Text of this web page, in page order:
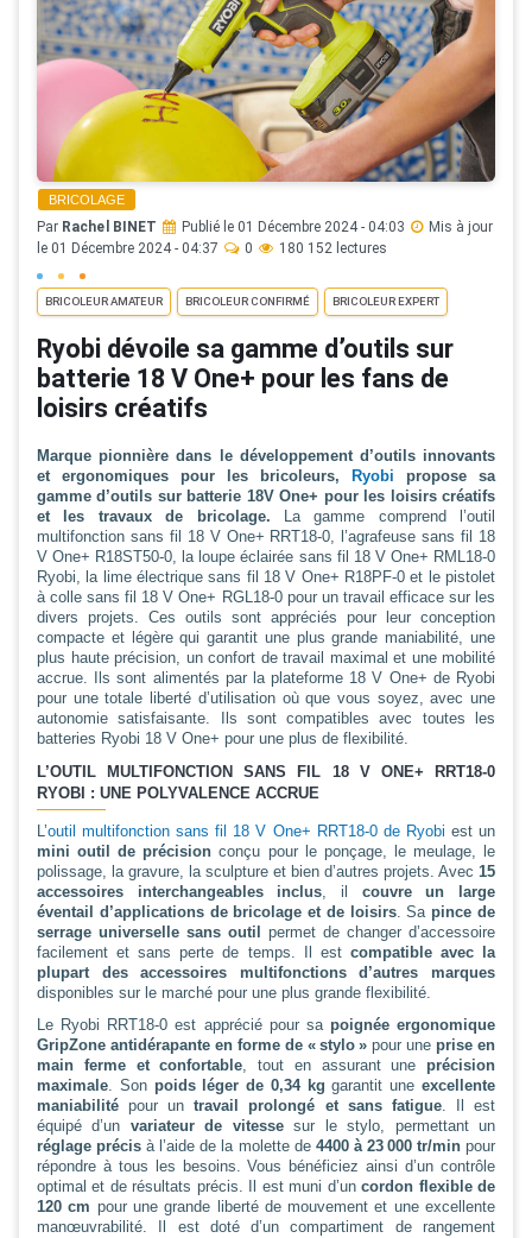
BRICOLAGE
Par Rachel BINET Publié le 01 Décembre 2024 - 04:03
Mis à jour
le 01 Décembre 2024 - 04:37
0 180 152 lectures
BRICOLEUR AMATEUR BRICOLEUR CONFIRMÉ BRICOLEUR EXPERT
Ryobi dévoile sa gamme d’outils sur
batterie 18 V One+ pour les fans de
loisirs créatifs
Marque pionnière dans le développement d’outils innovants
et ergonomiques pour les bricoleurs,
Ryobi propose sa
gamme d’outils sur batterie 18V One+ pour les loisirs créatifs
et les travaux de bricolage.
La gamme comprend l’outil
multifonction sans fil 18 V One+ RRT18-0, l’agrafeuse sans fil 18
V One+ R18ST50-0, la loupe éclairée sans fil 18 V One+ RML18-0
Ryobi, la lime électrique sans fil 18 V One+ R18PF-0 et le pistolet
à colle sans fil 18 V One+ RGL18-0 pour un travail efficace sur les
divers projets. Ces outils sont appréciés pour leur conception
compacte et légère qui garantit une plus grande maniabilité, une
plus haute précision, un confort de travail maximal et une mobilité
accrue. Ils sont alimentés par la plateforme 18 V One+ de Ryobi
pour une totale liberté d’utilisation où que vous soyez, avec une
autonomie satisfaisante. Ils sont compatibles avec toutes les
batteries Ryobi 18 V One+ pour une plus de flexibilité.
L’OUTIL MULTIFONCTION SANS FIL 18 V ONE+ RRT18-0
RYOBI : UNE POLYVALENCE ACCRUE
L’outil multifonction sans fil 18 V One+ RRT18-0 de Ryobi est un
mini outil de précisionconçu pour le ponçage, le meulage, le
polissage, la gravure, la sculpture et bien d’autres projets. Avec 15
accessoires interchangeables inclus, il couvre un large
éventail d’applications de bricolage et de loisirs. Sapince de
serrage universelle sans outil
permet de changer d’accessoire
facilement et sans perte de temps. Il est compatible avec la
plupart des accessoires multifonctions d’autres marques
disponibles sur le marché pour une plus grande flexibilité.
Le Ryobi RRT18-0 est apprécié pour sa poignée ergonomique
GripZone antidérapante en forme de « stylo » pour une prise en
main ferme et confortable, tout en assurant une précision
maximale. Son poids léger de 0,34 kggarantit uneexcellente
maniabilité pour untravail prolongé et sans fatigue. Il est
équipé d’un variateur de vitessesur le stylo, permettant un
réglage précisà l’aide de la molette de 4400 à 23 000 tr/minpour
répondre à tous les besoins. Vous bénéficiez ainsi d’un contrôle
optimal et de résultats précis. Il est muni d’uncordon flexible de
120 cm pour une grande liberté de mouvement et une excellente
manœuvrabilité. Il est doté d’un compartiment de rangement